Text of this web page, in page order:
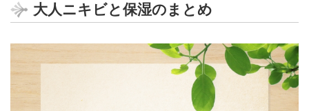
大人ニキビと保湿のまとめ